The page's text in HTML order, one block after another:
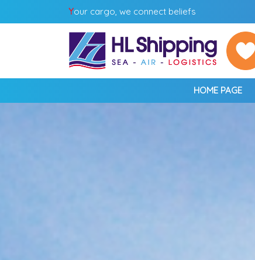
Your cargo, we connect beliefs
HOME PAGE